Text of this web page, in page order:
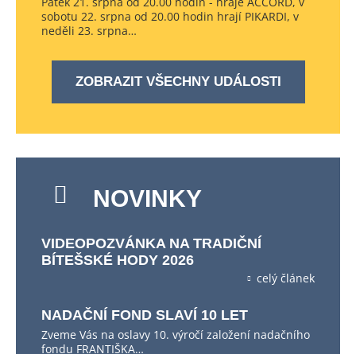
sobotu 22. srpna od 20.00 hodin hrají PIKARDI, v
neděli 23. srpna…
ZOBRAZIT VŠECHNY UDÁLOSTI
NOVINKY
VIDEOPOZVÁNKA NA TRADIČNÍ
BÍTEŠSKÉ HODY 2026
celý článek
NADAČNÍ FOND SLAVÍ 10 LET
Zveme Vás na oslavy 10. výročí založení nadačního
fondu FRANTIŠKA…